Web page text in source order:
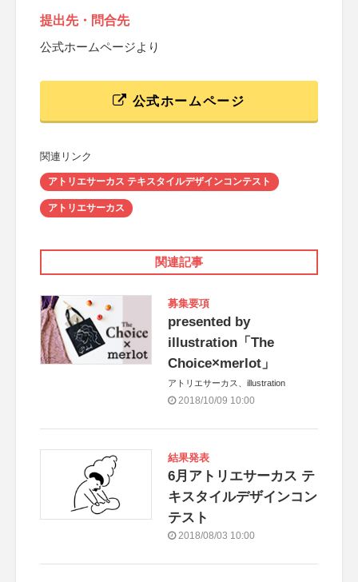
提出先・問合先
公式ホームページより
公式ホームページ
関連リンク
アトリエサーカス テキスタイルデザインコンテスト
アトリエサーカス
関連記事
募集要項
presented by
illustration「The
Choice×merlot」
アトリエサーカス、illustration
2018/10/09 10:00
結果発表
6月アトリエサーカス テ
キスタイルデザインコン
テスト
2018/08/03 10:00